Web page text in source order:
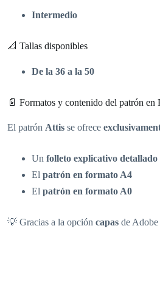
Intermedio
📐 Tallas disponibles
De la 36 a la 50
📄 Formatos y contenido del patrón en
El patrón Attis se ofrece
Un folleto explicativo
El patrón en formato A4
El patrón en formato A0
💡 Gracias a la opción capas de Adobe